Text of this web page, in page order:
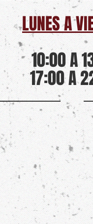
LUNES A
10:00 A
17:00 A